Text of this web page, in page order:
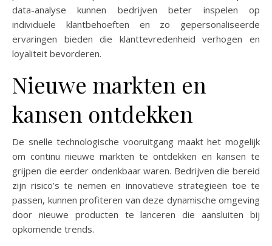
data-analyse kunnen bedrijven beter inspelen op
individuele klantbehoeften en zo gepersonaliseerde
ervaringen bieden die klanttevredenheid verhogen en
loyaliteit bevorderen.
Nieuwe markten en
kansen ontdekken
De snelle technologische vooruitgang maakt het mogelijk
om continu nieuwe markten te ontdekken en kansen te
grijpen die eerder ondenkbaar waren. Bedrijven die bereid
zijn risico’s te nemen en innovatieve strategieën toe te
passen, kunnen profiteren van deze dynamische omgeving
door nieuwe producten te lanceren die aansluiten bij
opkomende trends.